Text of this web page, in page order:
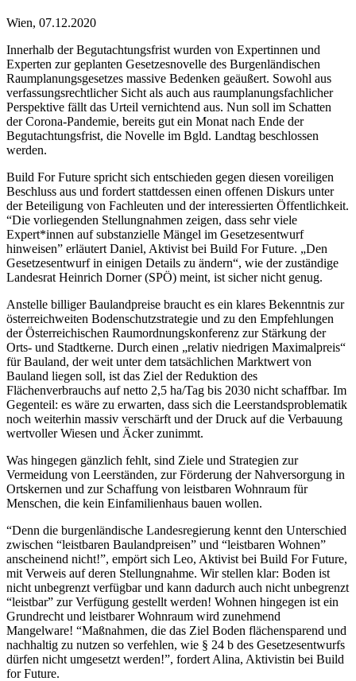
Wien, 07.12.2020
Innerhalb der Begutachtungsfrist wurden von Expertinnen und
Experten zur geplanten Gesetzesnovelle des Burgenländischen
Raumplanungsgesetzes massive Bedenken geäußert. Sowohl aus
verfassungsrechtlicher Sicht als auch aus raumplanungsfachlicher
Perspektive fällt das Urteil vernichtend aus. Nun soll im Schatten
der Corona-Pandemie, bereits gut ein Monat nach Ende der
Begutachtungsfrist, die Novelle im Bgld. Landtag beschlossen
werden.
Build For Future spricht sich entschieden gegen diesen voreiligen
Beschluss aus und fordert stattdessen einen offenen Diskurs unter
der Beteiligung von Fachleuten und der interessierten Öffentlichkeit.
“Die vorliegenden Stellungnahmen zeigen, dass sehr viele
Expert*innen auf substanzielle Mängel im Gesetzesentwurf
hinweisen” erläutert Daniel, Aktivist bei Build For Future. „Den
Gesetzesentwurf in einigen Details zu ändern“, wie der zuständige
Landesrat Heinrich Dorner (SPÖ) meint, ist sicher nicht genug.
Anstelle billiger Baulandpreise braucht es ein klares Bekenntnis zur
österreichweiten Bodenschutzstrategie und zu den Empfehlungen
der Österreichischen Raumordnungskonferenz zur Stärkung der
Orts- und Stadtkerne. Durch einen „relativ niedrigen Maximalpreis“
für Bauland, der weit unter dem tatsächlichen Marktwert von
Bauland liegen soll, ist das Ziel der Reduktion des
Flächenverbrauchs auf netto 2,5 ha/Tag bis 2030 nicht schaffbar. Im
Gegenteil: es wäre zu erwarten, dass sich die Leerstandsproblematik
noch weiterhin massiv verschärft und der Druck auf die Verbauung
wertvoller Wiesen und Äcker zunimmt.
Was hingegen gänzlich fehlt, sind Ziele und Strategien zur
Vermeidung von Leerständen, zur Förderung der Nahversorgung in
Ortskernen und zur Schaffung von leistbaren Wohnraum für
Menschen, die kein Einfamilienhaus bauen wollen.
“Denn die burgenländische Landesregierung kennt den Unterschied
zwischen “leistbaren Baulandpreisen” und “leistbaren Wohnen”
anscheinend nicht!”, empört sich Leo, Aktivist bei Build For Future,
mit Verweis auf deren Stellungnahme. Wir stellen klar: Boden ist
nicht unbegrenzt verfügbar und kann dadurch auch nicht unbegrenzt
“leistbar” zur Verfügung gestellt werden! Wohnen hingegen ist ein
Grundrecht und leistbarer Wohnraum wird zunehmend
Mangelware! “Maßnahmen, die das Ziel Boden flächensparend und
nachhaltig zu nutzen so verfehlen, wie § 24 b des Gesetzesentwurfs
dürfen nicht umgesetzt werden!”, fordert Alina, Aktivistin bei Build
for Future.